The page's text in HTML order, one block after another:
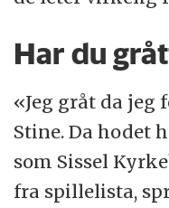
Har du
«Jeg gråt da jeg
Stine. Da hodet
som Sissel
fra spillelista,